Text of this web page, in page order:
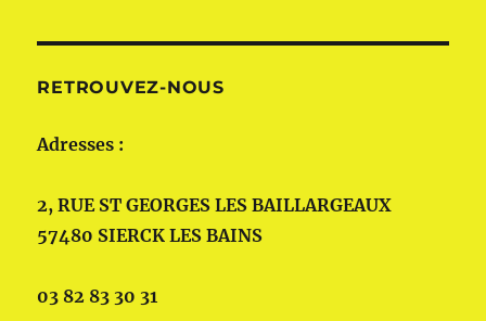
RETROUVEZ-NOUS
Adresses :
2, RUE ST GEORGES LES BAILLARGEAUX
57480 SIERCK LES BAINS
03 82 83 30 31